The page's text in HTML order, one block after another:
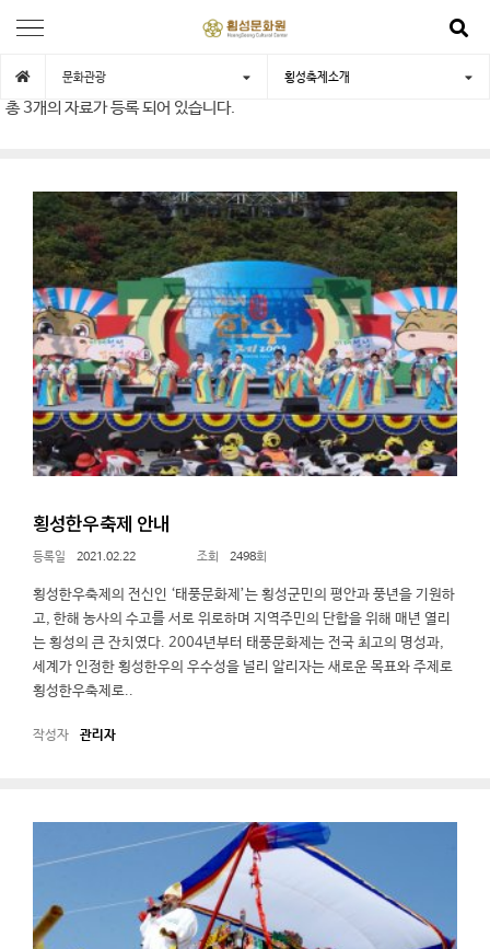
문화관광 횡성축제소개
총3개의 자료가 등록 되어 있습니다.
횡성한우축제 안내
2021.02.22 2498
횡성한우축제의 전신인 ‘태풍문화제’는 횡성군민의 평안과 풍년을 기원하
고, 한해 농사의 수고를 서로 위로하며 지역주민의 단합을 위해 매년 열리
는 횡성의 큰 잔치였다. 2004년부터 태풍문화제는 전국 최고의 명성과,
세계가 인정한 횡성한우의 우수성을 널리 알리자는 새로운 목표와 주제로
횡성한우축제로..
관리자